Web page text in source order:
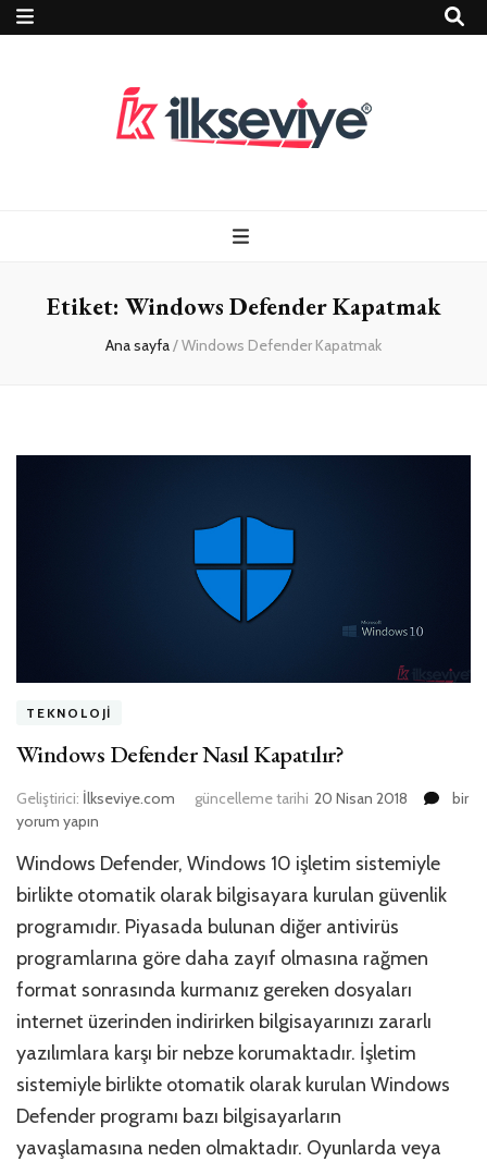
ve Travel – Tur
Rehberi
Etiket: Windows Defender Kapatmak
Ana sayfa/Windows Defender Kapatmak
TEKNOLOJI
Windows Defender Nasıl Kapatılır?
Geliştirici: İlkseviye.com güncelleme tarihi 20 Nisan 2018
bir
yorum yapın
Windows Defender, Windows 10 işletim sistemiyle
birlikte otomatik olarak bilgisayara kurulan güvenlik
programıdır. Piyasada bulunan diğer antivirüs
programlarına göre daha zayıf olmasına rağmen
format sonrasında kurmanız gereken dosyaları
internet üzerinden indirirken bilgisayarınızı zararlı
yazılımlara karşı bir nebze korumaktadır. İşletim
sistemiyle birlikte otomatik olarak kurulan Windows
Defender programı bazı bilgisayarların
yavaşlamasına neden olmaktadır. Oyunlarda veya